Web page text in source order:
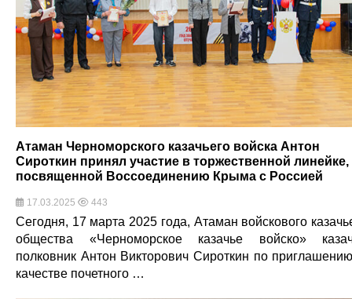
Атаман Черноморского казачьего войска Антон
Сироткин принял участие в торжественной линейке,
посвященной Воссоединению Крыма с Россией
17.03.2025 443
Сегодня, 17 марта 2025 года, Атаман войскового
общества «Черноморское казачье войско»
полковник Антон Викторович Сироткин по
качестве почетного …